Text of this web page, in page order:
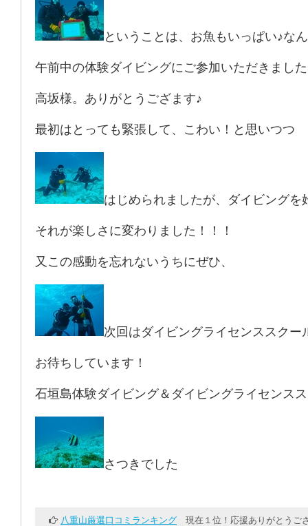
ということは、お魚もいっぱい♪な
午前中の体験ダイビングにご参加いただきました
高坂様。ありがとうござます♪
最初はとっても緊張して、こわい！と思いつつ
はじめられましたが、ダイビングを
それが楽しさに変わりました！！！
又この感動を忘れないうちにぜひ、
次回はダイビングライセンススクー
お待ちしています！
石垣島体験ダイビング＆ダイビングライセンス
さつきでした
八重山厳選口コミランキング 現在１位！応援ありがとうご